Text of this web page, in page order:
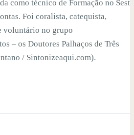
como técnico de Formação no Sest
Foi coralista, catequista,
voluntário no grupo
– os Doutores Palhaços de Três
/ Sintonizeaqui.com).